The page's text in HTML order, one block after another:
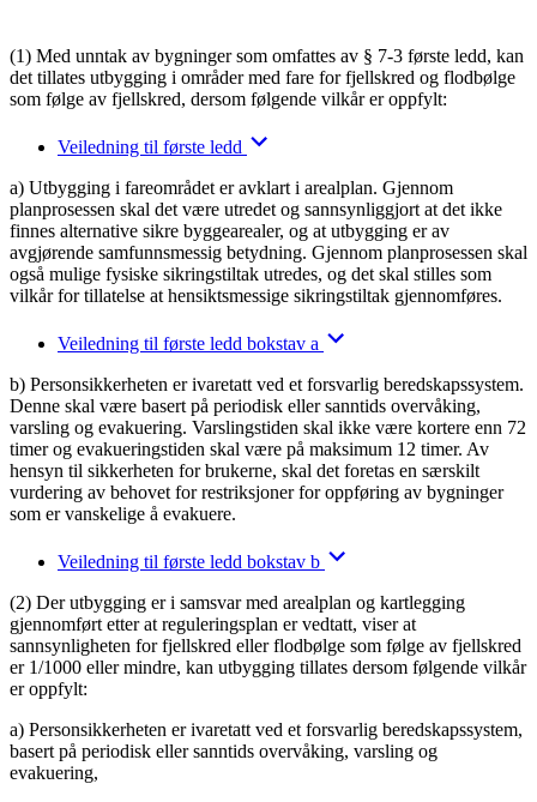
(1) Med unntak av bygninger som omfattes av § 7-3 første ledd, kan
det tillates utbygging i områder med fare for fjellskred og flodbølge
som følge av fjellskred, dersom følgende vilkår er oppfylt:
Veiledning til første ledd
a) Utbygging i fareområdet er avklart i arealplan. Gjennom
planprosessen skal det være utredet og sannsynliggjort at det ikke
finnes alternative sikre byggearealer, og at utbygging er av
avgjørende samfunnsmessig betydning. Gjennom planprosessen skal
også mulige fysiske sikringstiltak utredes, og det skal stilles som
vilkår for tillatelse at hensiktsmessige sikringstiltak gjennomføres.
Veiledning til første ledd bokstav a
b) Personsikkerheten er ivaretatt ved et forsvarlig beredskapssystem.
Denne skal være basert på periodisk eller sanntids overvåking,
varsling og evakuering. Varslingstiden skal ikke være kortere enn 72
timer og evakueringstiden skal være på maksimum 12 timer. Av
hensyn til sikkerheten for brukerne, skal det foretas en særskilt
vurdering av behovet for restriksjoner for oppføring av bygninger
som er vanskelige å evakuere.
Veiledning til første ledd bokstav b
(2) Der utbygging er i samsvar med arealplan og kartlegging
gjennomført etter at reguleringsplan er vedtatt, viser at
sannsynligheten for fjellskred eller flodbølge som følge av fjellskred
er 1/1000 eller mindre, kan utbygging tillates dersom følgende vilkår
er oppfylt:
a) Personsikkerheten er ivaretatt ved et forsvarlig beredskapssystem,
basert på periodisk eller sanntids overvåking, varsling og
evakuering,